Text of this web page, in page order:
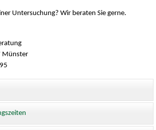
Untersuchung? Wir beraten Sie gerne.
Münster